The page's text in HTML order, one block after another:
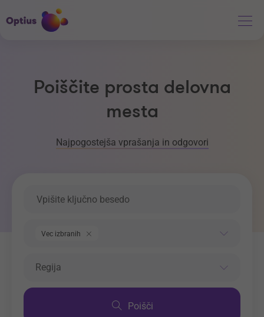
Poiščite prosta delovna
mesta
Najpogostejša vprašanja in odgovori
Vec izbranih
Regija
Poišči